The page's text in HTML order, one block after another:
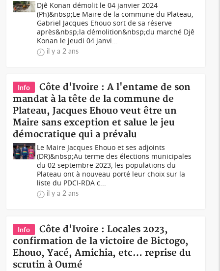
Djê Konan démolit le 04 janvier 2024
(Ph)&nbsp;Le Maire de la commune du Plateau,
Gabriel Jacques Ehouo sort de sa réserve
après&nbsp;la démolition&nbsp;du marché Djê
Konan le jeudi 04 janvi...
il y a 2 ans
Info
Côte d'Ivoire : A l'entame de son
mandat à la tête de la commune de
Plateau, Jacques Ehouo veut être un
Maire sans exception et salue le jeu
démocratique qui a prévalu
Le Maire Jacques Ehouo et ses adjoints
(DR)&nbsp;Au terme des élections municipales
du 02 septembre 2023, les populations du
Plateau ont à nouveau porté leur choix sur la
liste du PDCI-RDA c...
il y a 2 ans
Info
Côte d'Ivoire : Locales 2023,
confirmation de la victoire de Bictogo,
Ehouo, Yacé, Amichia, etc… reprise du
scrutin à Oumé